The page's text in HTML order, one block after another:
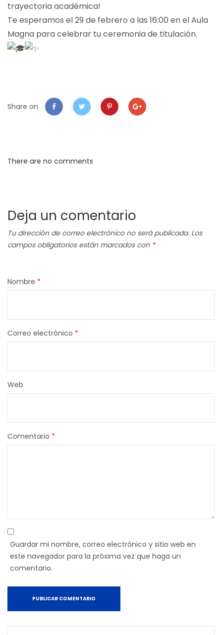
trayectoria académica!
Te esperamos el 29 de febrero a las 16:00 en el Aula
Magna para celebrar tu ceremonia de titulación.
Share on
There are no comments
Deja un comentario
Tu dirección de correo electrónico no será publicada. Los
campos obligatorios están marcados con *
Nombre *
Correo electrónico *
Web
Comentario *
Guardar mi nombre, correo electrónico y sitio web en
este navegador para la próxima vez que haga un
comentario.